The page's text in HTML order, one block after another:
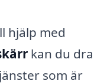
hjälp med
kan du dra
som är